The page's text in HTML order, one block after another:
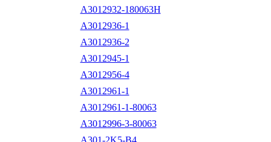
A3012932-180063H
A3012936-1
A3012936-2
A3012945-1
A3012956-4
A3012961-1
A3012961-1-80063
A3012996-3-80063
A301-2K5-B4